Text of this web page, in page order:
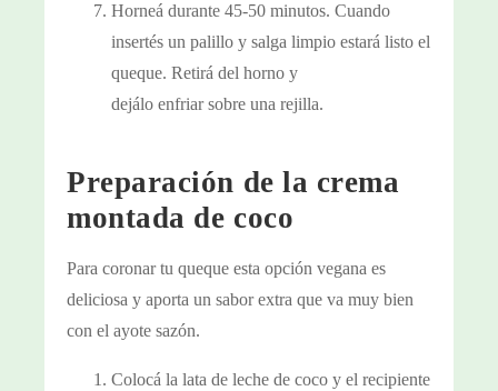
Horneá durante 45-50 minutos. Cuando
insertés un palillo y salga limpio estará listo el
queque. Retirá del horno y
dejálo enfriar sobre una rejilla.
Preparación de la crema
montada de coco
Para coronar tu queque esta opción vegana es
deliciosa y aporta un sabor extra que va muy bien
con el ayote sazón.
Colocá la lata de leche de coco y el recipiente